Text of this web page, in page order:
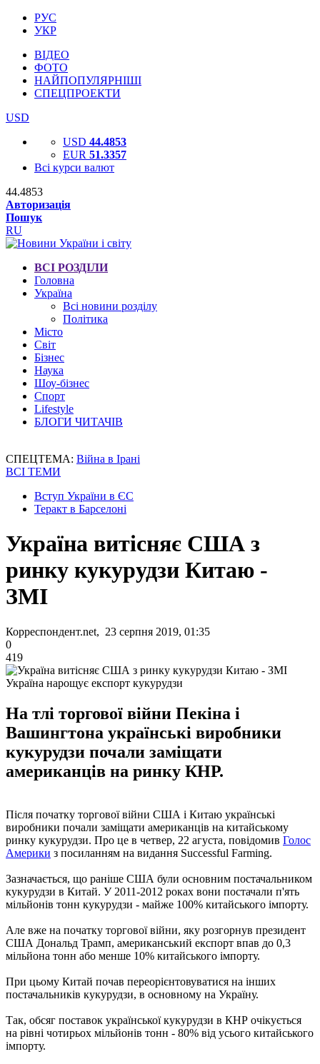
РУС
УКР
ВІДЕО
ФОТО
НАЙПОПУЛЯРНІШІ
СПЕЦПРОЕКТИ
USD
USD 44.4853
EUR 51.3357
Всі курси валют
44.4853
Авторизація
Пошук
RU
ВСІ РОЗДІЛИ
Головна
Україна
Всі новини розділу
Політика
Місто
Світ
Бізнес
Наука
Шоу-бізнес
Спорт
Lifestyle
БЛОГИ ЧИТАЧІВ
СПЕЦТЕМА: Війна в Ірані
ВСІ ТЕМИ
Вступ України в ЄС
Теракт в Барселоні
Україна витісняє США з
ринку кукурудзи Китаю -
ЗМІ
Корреспондент.net, 23 серпня 2019, 01:35
0
419
Україна нарощує експорт кукурудзи
На тлі торгової війни Пекіна і
Вашингтона українські виробники
кукурудзи почали заміщати
американців на ринку КНР.
Після початку торгової війни США і Китаю українські
виробники почали заміщати американців на китайському
ринку кукурудзи. Про це в четвер, 22 агуста, повідомив Голос
Америки з посиланням на видання Successful Farming.
Зазначається, що раніше США були основним постачальником
кукурудзи в Китай. У 2011-2012 роках вони постачали п'ять
мільйонів тонн кукурудзи - майже 100% китайського імпорту.
Але вже на початку торгової війни, яку розгорнув президент
США Дональд Трамп, американський експорт впав до 0,3
мільйона тонн або менше 10% китайського імпорту.
При цьому Китай почав переорієнтовуватися на інших
постачальників кукурудзи, в основному на Україну.
Так, обсяг поставок української кукурудзи в КНР очікується
на рівні чотирьох мільйонів тонн - 80% від усього китайського
імпорту.